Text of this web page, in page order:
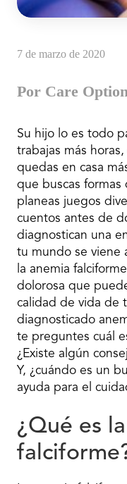
7 de marzo de 2020
Por Care
Su hijo lo es todo
trabajas más
quedas en casa
que buscas formas
planeas juegos
cuentos antes de
diagnostican una
tu mundo se viene
la anemia
dolorosa que
calidad de vida de
diagnosticado
te preguntes cuál
¿Existe algún
Y, ¿cuándo es un
ayuda para el
¿Qué es